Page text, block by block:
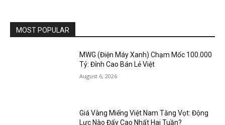
MOST POPULAR
MWG (Điện Máy Xanh) Chạm Mốc 100.000
Tỷ: Đỉnh Cao Bán Lẻ Việt
August 6, 2026
Giá Vàng Miếng Việt Nam Tăng Vọt: Động
Lực Nào Đẩy Cao Nhất Hai Tuần?